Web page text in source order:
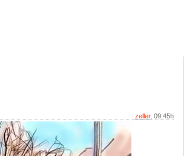
zeller, 09:45h